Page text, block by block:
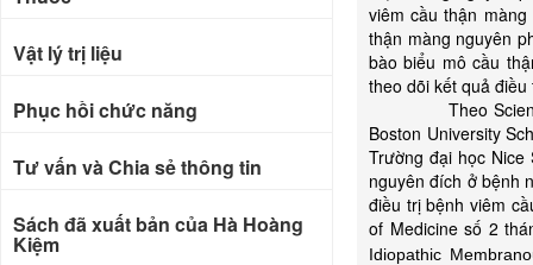
viêm cầu thận
thận màng nguyên
bào biểu mô cầu
theo dõi kết quả
Theo Science
Boston University
Trường đại học Nice
nguyên đích ở bệnh
điều trị bệnh viêm
of Medicine số 2
Idiopathic
Vật lý trị liệu
Phục hồi chức năng
Tư vấn và Chia sẻ thông tin
Sách đã xuất bản của Hà Hoàng
Kiệm